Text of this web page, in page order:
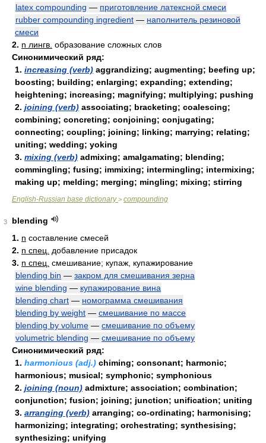
latex compounding — приготовление латексной смеси
rubber compounding ingredient — наполнитель резиновой
смеси
2. n лингв. образование сложных слов
Синонимический ряд:
1. increasing (verb) aggrandizing; augmenting; beefing up;
boosting; building; enlarging; expanding; extending;
heightening; increasing; magnifying; multiplying; pushing
2. joining (verb) associating; bracketing; coalescing;
combining; concreting; conjoining; conjugating;
connecting; coupling; joining; linking; marrying; relating;
uniting; wedding; yoking
3. mixing (verb) admixing; amalgamating; blending;
commingling; fusing; immixing; intermingling; intermixing;
making up; melding; merging; mingling; mixing; stirring
English-Russian base dictionary> compounding
3
blending
1. n составление смесей
2. n спец.
добавление присадок
3. n спец. смешивание; купаж, купажирование
blending bin — закром для смешивания зерна
wine blending — купажирование вина
blending chart — номограмма смешивания
blending by weight — смешивание по массе
blending by volume — смешивание по объему
volumetric blending — смешивание по объему
Синонимический ряд:
1. harmonious (adj.) chiming; consonant; harmonic;
harmonious; musical; symphonic; symphonious
2. joining (noun) admixture; association; combination;
conjunction; fusion; joining; junction; unification; uniting
3. arranging (verb) arranging; co-ordinating; harmonising;
harmonizing; integrating; orchestrating; synthesising;
synthesizing; unifying